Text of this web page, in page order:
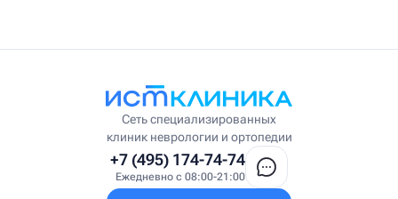
Сеть специализированных
клиник неврологии и ортопедии
+7 (495) 174-74-74
Ежедневно с 08:00-21:00